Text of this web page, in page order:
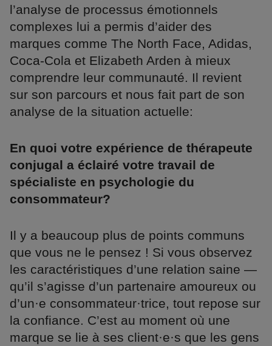
l’analyse de processus émotionnels
complexes lui a permis d’aider des
marques comme The North Face, Adidas,
Coca-Cola et Elizabeth Arden à mieux
comprendre leur communauté. Il revient
sur son parcours et nous fait part de son
analyse de la situation actuelle:
En quoi votre expérience de thérapeute
conjugal a éclairé votre travail de
spécialiste en psychologie du
consommateur?
Il y a beaucoup plus de points communs
que vous ne le pensez ! Si vous observez
les caractéristiques d’une relation saine —
qu’il s’agisse d’un partenaire amoureux ou
d’un·e consommateur·trice, tout repose sur
la confiance. C’est au moment où une
marque se lie à ses client·e·s que les gens